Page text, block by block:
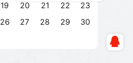
19 20 21 22
23
26 27 28 29
30